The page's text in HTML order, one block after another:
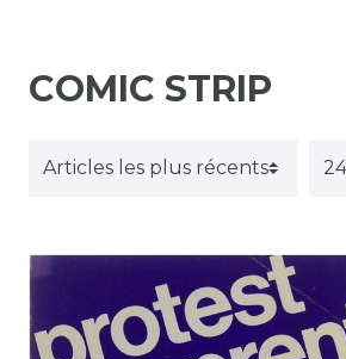
COMIC STRIP